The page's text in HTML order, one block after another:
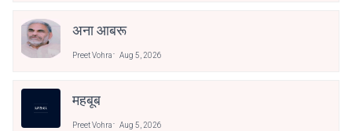
अना आबरू
Preet Vohra Aug 5, 2026
महबूब
Preet Vohra Aug 5, 2026